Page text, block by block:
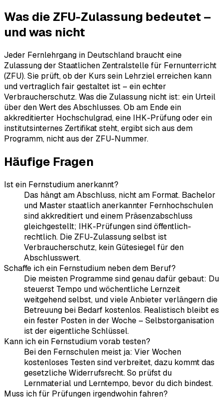
Was die ZFU-Zulassung bedeutet –
und was nicht
Jeder Fernlehrgang in Deutschland braucht eine
Zulassung der Staatlichen Zentralstelle für Fernunterricht
(ZFU). Sie prüft, ob der Kurs sein Lehrziel erreichen kann
und vertraglich fair gestaltet ist – ein echter
Verbraucherschutz. Was die Zulassung nicht ist: ein Urteil
über den Wert des Abschlusses. Ob am Ende ein
akkreditierter Hochschulgrad, eine IHK-Prüfung oder ein
institutsinternes Zertifikat steht, ergibt sich aus dem
Programm, nicht aus der ZFU-Nummer.
Häufige Fragen
Ist ein Fernstudium anerkannt?
Das hängt am Abschluss, nicht am Format. Bachelor
und Master staatlich anerkannter Fernhochschulen
sind akkreditiert und einem Präsenzabschluss
gleichgestellt; IHK-Prüfungen sind öffentlich-
rechtlich. Die ZFU-Zulassung selbst ist
Verbraucherschutz, kein Gütesiegel für den
Abschlusswert.
Schaffe ich ein Fernstudium neben dem Beruf?
Die meisten Programme sind genau dafür gebaut: Du
steuerst Tempo und wöchentliche Lernzeit
weitgehend selbst, und viele Anbieter verlängern die
Betreuung bei Bedarf kostenlos. Realistisch bleibt es
ein fester Posten in der Woche – Selbstorganisation
ist der eigentliche Schlüssel.
Kann ich ein Fernstudium vorab testen?
Bei den Fernschulen meist ja: Vier Wochen
kostenloses Testen sind verbreitet, dazu kommt das
gesetzliche Widerrufsrecht. So prüfst du
Lernmaterial und Lerntempo, bevor du dich bindest.
Muss ich für Prüfungen irgendwohin fahren?